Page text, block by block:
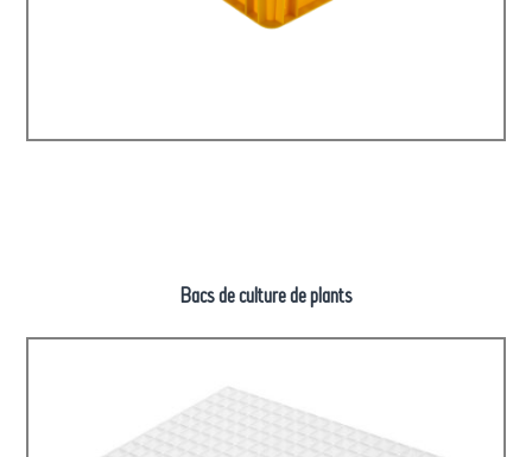
Bacs de culture de plants